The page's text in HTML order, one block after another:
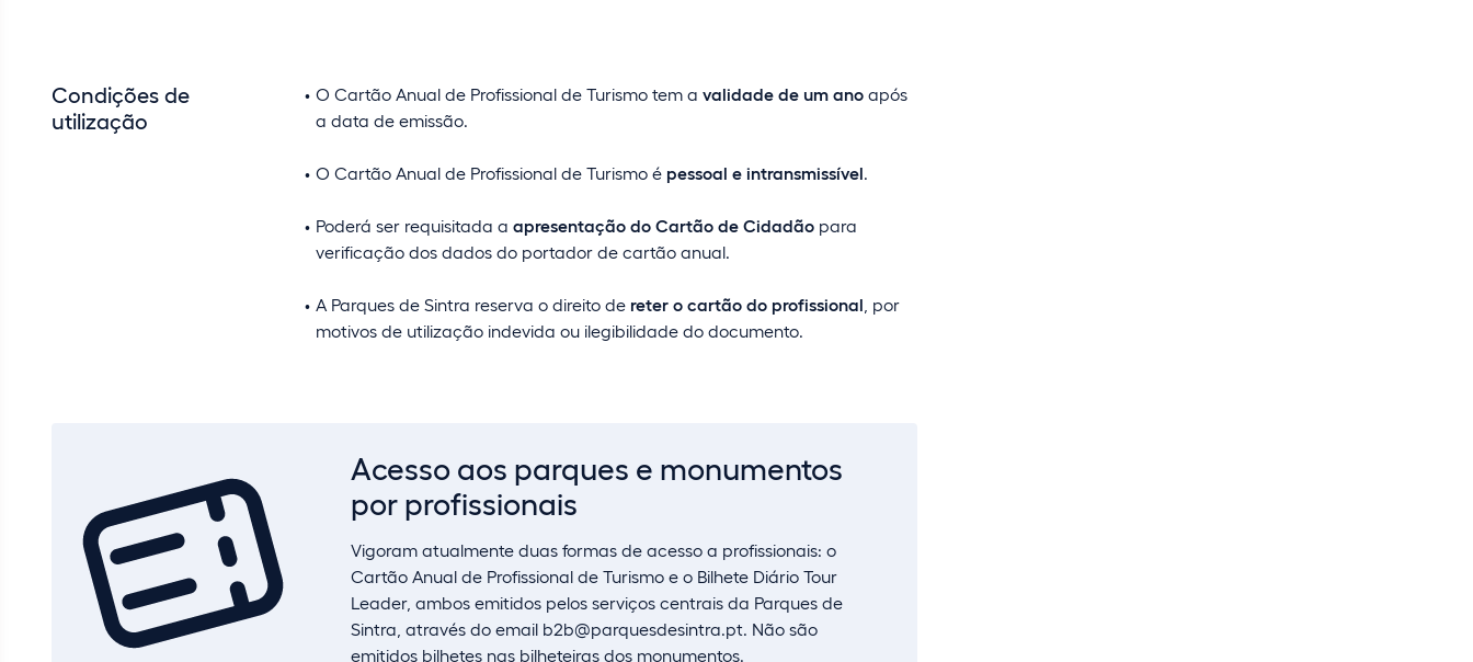
Condições de
utilização
O Cartão Anual de Profissional de Turismo tem a validade de um ano após
a data de emissão.
O Cartão Anual de Profissional de Turismo é pessoal e intransmissível
Poderá ser requisitada a apresentação do Cartão de Cidadão para
verificação dos dados do portador de cartão anual.
A Parques de Sintra reserva o direito de reter o cartão do profissional , por
motivos de utilização indevida ou ilegibilidade do documento.
Acesso aos parques e monumentos
por profissionais
Vigoram atualmente duas formas de acesso a profissionais: o
Cartão Anual de Profissional de Turismo e o Bilhete Diário Tour
Leader, ambos emitidos pelos serviços centrais da Parques de
Sintra, através do email b2b@parquesdesintra.pt . Não são
emitidos bilhetes nas bilheteiras dos monumentos.